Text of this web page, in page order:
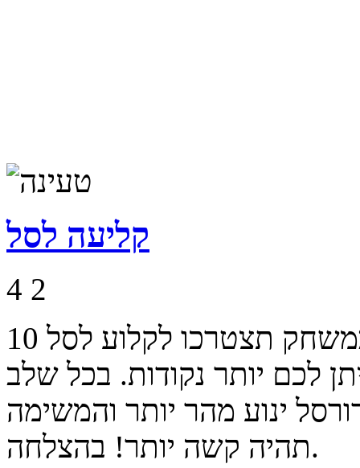
קליעה לסל
4 2
יודעים להטביע כדורסל בסל? במשחק תצטרכו לקלוע לסל 10
לכם יותר נקודות. בכל שלב
ינוע מהר יותר והמשימה
תהיה קשה יותר! בהצלחה.